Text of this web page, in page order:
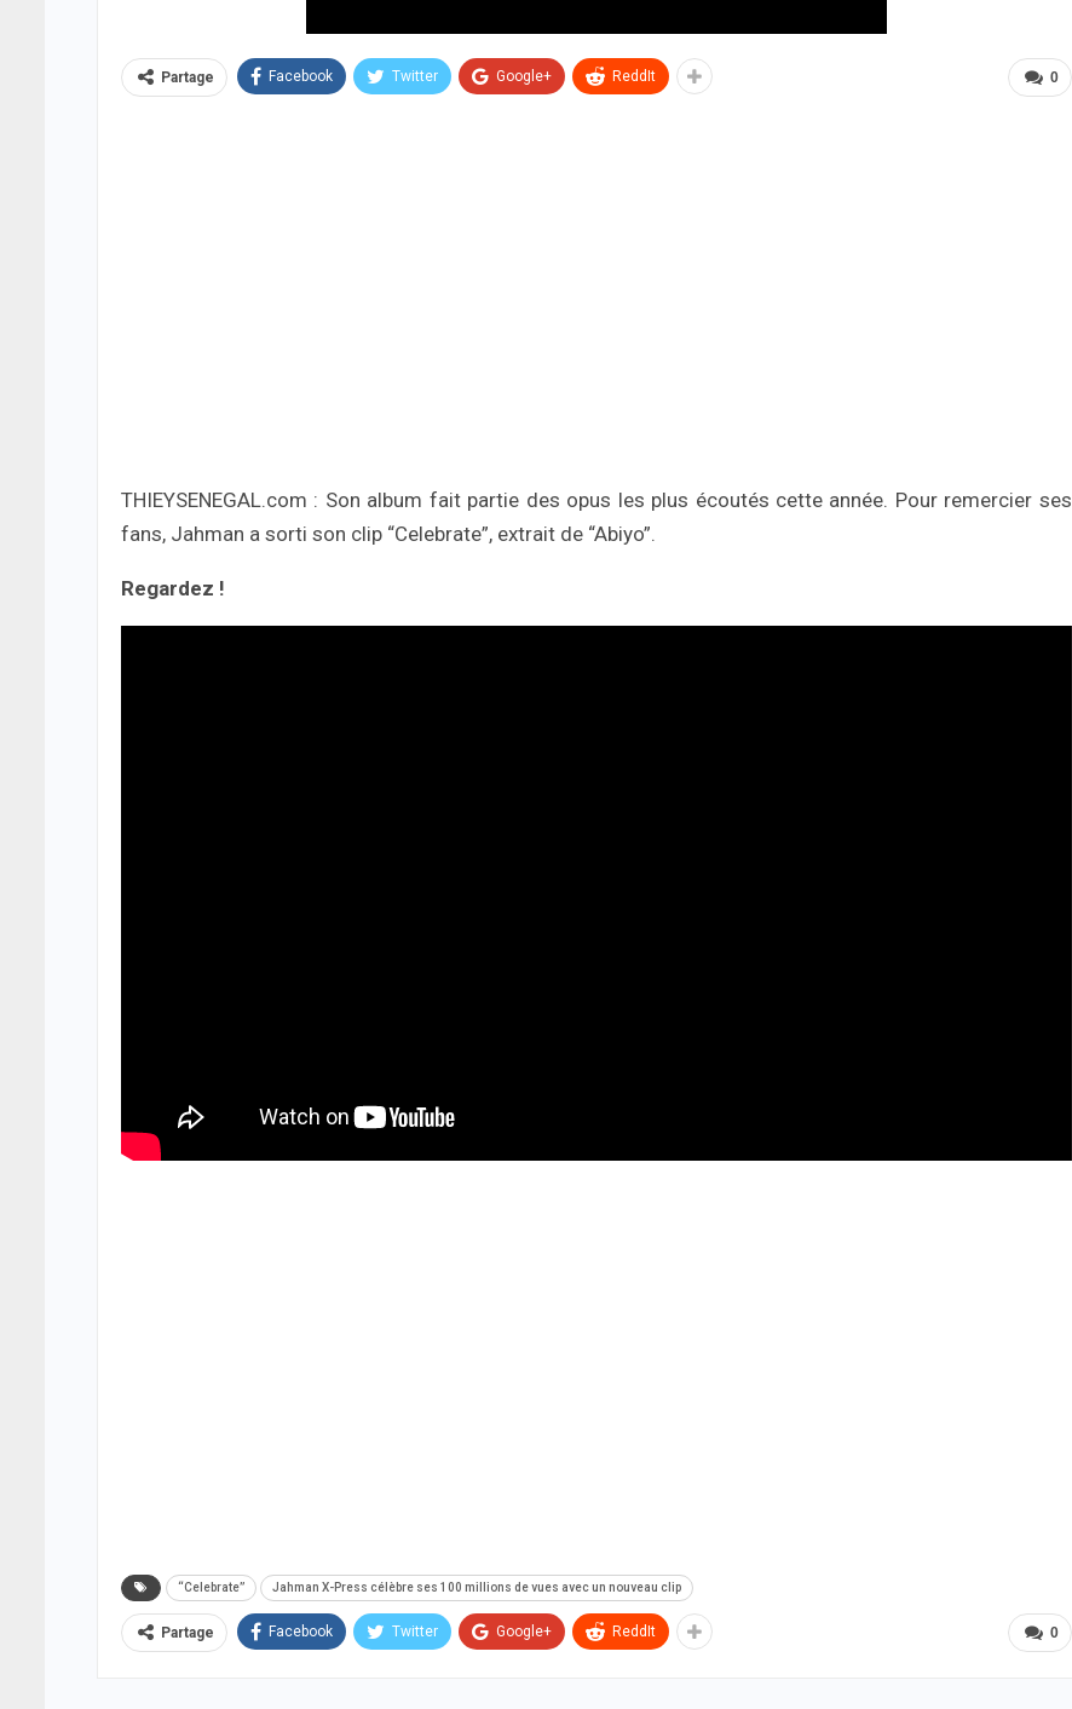
0
Partage Facebook Twitter Google+ ReddIt
THIEYSENEGAL.com : Son album fait partie des opus les plus écoutés cette année. Pour remercier ses
fans, Jahman a sorti son clip “Celebrate”, extrait de “Abiyo”.
Regardez !
“Celebrate” Jahman X-Press célèbre ses 100 millions de vues avec un nouveau clip
0
Partage Facebook Twitter Google+ ReddIt